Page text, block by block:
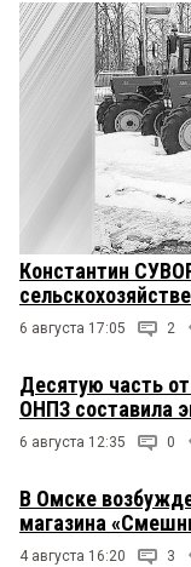
Константин
6 августа 17:05 2
Десятую часть
ОНПЗ составила
6 августа 12:35 0
В Омске
магазина
4 августа 16:20 3